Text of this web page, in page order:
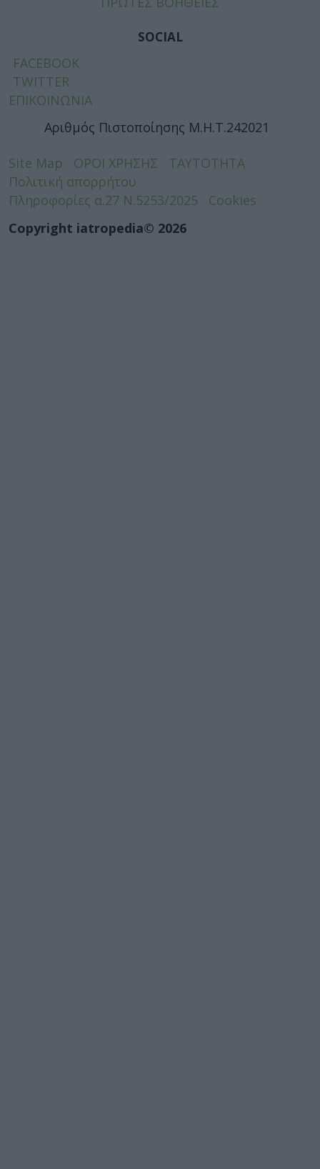
SOCIAL
FACEBOOK
TWITTER
ΕΠΙΚΟΙΝΩΝΙΑ
Αριθμός Πιστοποίησης Μ.Η.Τ.242021
Site Map ΟΡΟΙ ΧΡΗΣΗΣ
ΤΑΥΤΟΤΗΤΑ
Πολιτική απορρήτου
Πληροφορίες α.27 Ν.5253/2025
Cookies
Copyright iatropedia© 2026